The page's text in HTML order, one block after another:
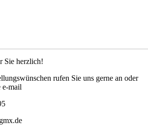
Sie herzlich!
rufen Sie uns gerne an oder
e-mail